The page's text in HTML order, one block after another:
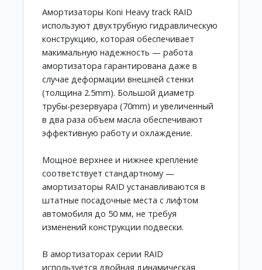
Амортизаторы Koni Heavy track RAID
используют двухтрубную гидравлическую
конструкцию, которая обеспечивает
макимальную надежность — работа
амортизатора гарантирована даже в
случае деформации внешней стенки
(толщина 2.5mm). Большой диаметр
трубы-резервуара (70mm) и увеличенный
в два раза объем масла обеспечивают
эффективную работу и охлаждение.
Мощное верхнее и нижнее крепление
соответствует стандартному —
амортизаторы RAID устанавливаются в
штатные посадочные места с лифтом
автомобиля до 50 мм, не требуя
изменений конструкции подвески.
В амортизаторах серии RAID
используется двойная динамическая